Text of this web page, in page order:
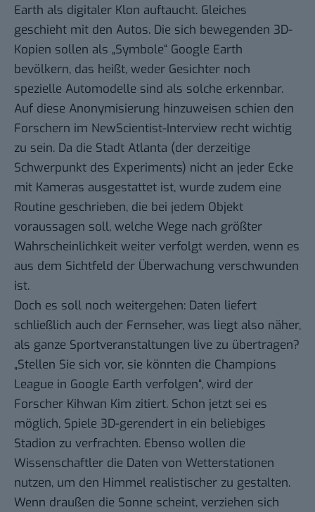
Earth als digitaler Klon auftaucht. Gleiches
geschieht mit den Autos. Die sich bewegenden 3D-
Kopien sollen als „Symbole“ Google Earth
bevölkern, das heißt, weder Gesichter noch
spezielle Automodelle sind als solche erkennbar.
Auf diese Anonymisierung hinzuweisen schien den
Forschern im NewScientist-Interview recht wichtig
zu sein. Da die Stadt Atlanta (der derzeitige
Schwerpunkt des Experiments) nicht an jeder Ecke
mit Kameras ausgestattet ist, wurde zudem eine
Routine geschrieben, die bei jedem Objekt
voraussagen soll, welche Wege nach größter
Wahrscheinlichkeit weiter verfolgt werden, wenn es
aus dem Sichtfeld der Überwachung verschwunden
ist.
Doch es soll noch weitergehen: Daten liefert
schließlich auch der Fernseher, was liegt also näher,
als ganze Sportveranstaltungen live zu übertragen?
„Stellen Sie sich vor, sie könnten die Champions
League in Google Earth verfolgen“, wird der
Forscher Kihwan Kim zitiert. Schon jetzt sei es
möglich, Spiele 3D-gerendert in ein beliebiges
Stadion zu verfrachten. Ebenso wollen die
Wissenschaftler die Daten von Wetterstationen
nutzen, um den Himmel realistischer zu gestalten.
Wenn draußen die Sonne scheint, verziehen sich